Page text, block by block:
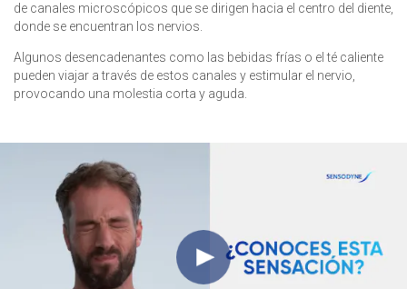
de canales microscópicos que se dirigen hacia el centro del diente,
donde se encuentran los nervios.
Algunos desencadenantes como las bebidas frías o el té caliente
pueden viajar a través de estos canales y estimular el nervio,
provocando una molestia corta y aguda.